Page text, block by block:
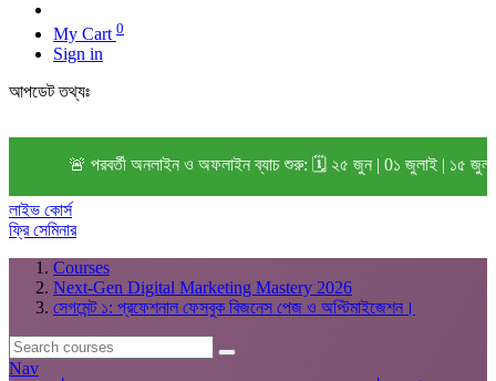
My Cart 0
Sign in
আপডেট তথ্যঃ
🚨 পরবর্তী অনলাইন ও অফলাইন ব্যাচ শুরু: 🗓️ ২৫ জুন | 0১ জুলাই | ১৫ জুলাই
লাইভ কোর্স
ফ্রি সেমিনার
Courses
Next-Gen Digital Marketing Mastery 2026
সেগমেন্ট ১: প্রফেশনাল ফেসবুক বিজনেস পেজ ও অপ্টিমাইজেশন।
Nav